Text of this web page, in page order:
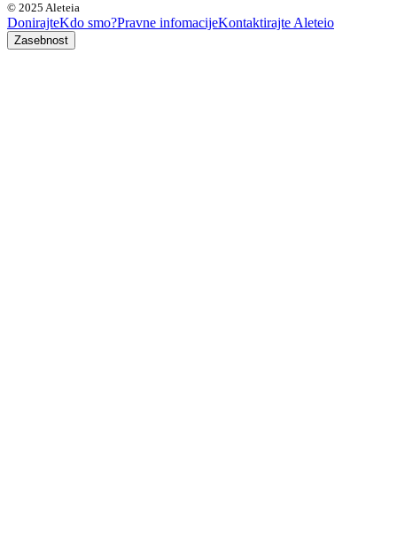
© 2025 Aleteia
DonirajteKdo smo?Pravne infomacijeKontaktirajte Aleteio
Zasebnost